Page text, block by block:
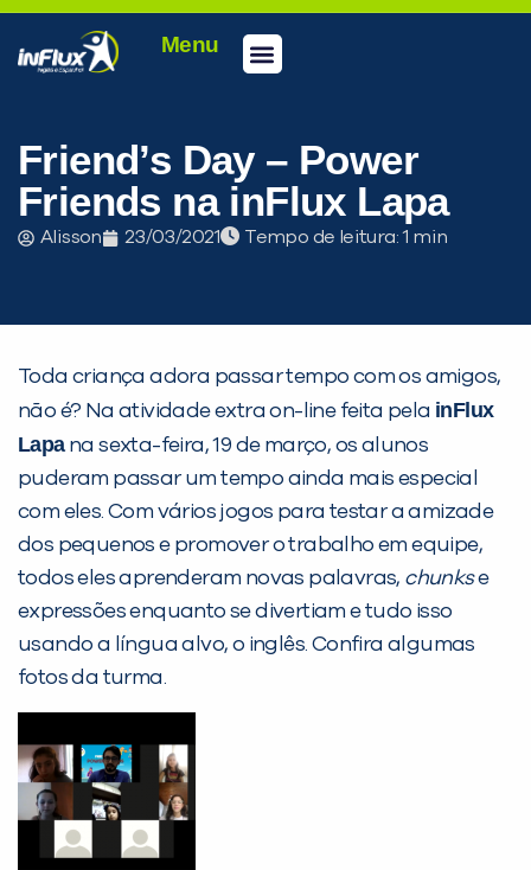
Menu
Friend’s Day – Power
Friends na inFlux Lapa
Alisson 23/03/2021 Tempo de leitura:
Toda criança adora passar tempo com os amigos,
não é? Na atividade extra on-line feita pela inFlux
Lapana sexta-feira, 19 de março, os alunos
puderam passar um tempo ainda mais especial
com eles. Com vários jogos para testar a amizade
dos pequenos e promover o trabalho em equipe,
todos eles aprenderam novas palavras, chunkse
expressões enquanto se divertiam e tudo isso
usando a língua alvo, o inglês. Confira algumas
fotos da turma.
PEÇA UMA DEMONSTRAÇÃO DE MÉTODO
Desculpe!
Não encontramos nenhuma unidade
inFlux nesta cidade ou bairro que
você digitou.